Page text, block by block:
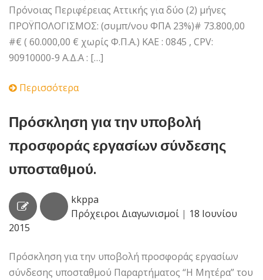
Πρόνοιας Περιφέρειας Αττικής για δύο (2) μήνες
ΠΡΟΫΠΟΛΟΓΙΣΜΟΣ: (συμπ/νου ΦΠΑ 23%)# 73.800,00
#€ ( 60.000,00 € χωρίς Φ.Π.Α.) ΚΑΕ : 0845 , CPV:
90910000-9 Α.Δ.Α : […]
Περισσότερα
Πρόσκληση για την υποβολή
προσφοράς εργασίων σύνδεσης
υποσταθμού.
kkppa
Πρόχειροι Διαγωνισμοί | 18 Ιουνίου
2015
Πρόσκληση για την υποβολή προσφοράς εργασίων
σύνδεσης υποσταθμού Παραρτήματος “Η Μητέρα” του